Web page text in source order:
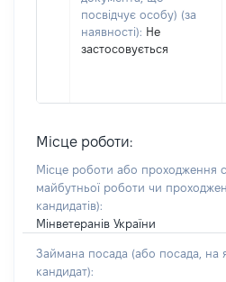
посвідчує особу) (за
наявності): Не
застосовується
Місце роботи:
Місце роботи або проходження
майбутньої роботи чи
кандидатів):
Мінветеранів України
Займана посада (або посада, на
кандидат):